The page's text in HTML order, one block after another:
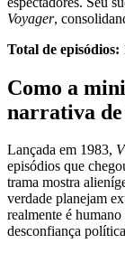
Voyager,
Total de episódios:
Como a
narrativa de
Lançada em 1983, V
episódios que
trama mostra
verdade planejam
realmente é
desconfiança